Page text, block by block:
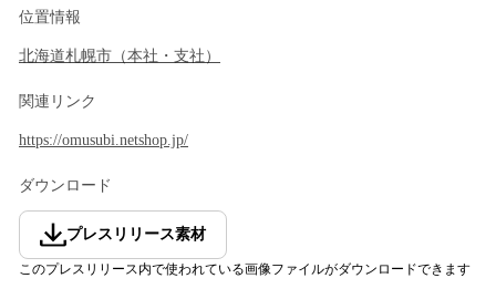
位置情報
北海道札幌市 （本社・支社 ）
関連リンク
https://omusubi.netshop.jp/
ダウンロード
プレスリリース素材
このプレスリリース内で使われている画像ファイルがダウンロードできます